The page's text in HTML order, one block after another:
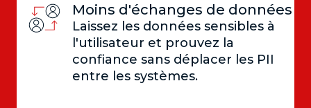
Moins d'échanges de données
Laissez les données sensibles à
l'utilisateur et prouvez la
confiance sans déplacer les PII
entre les systèmes.